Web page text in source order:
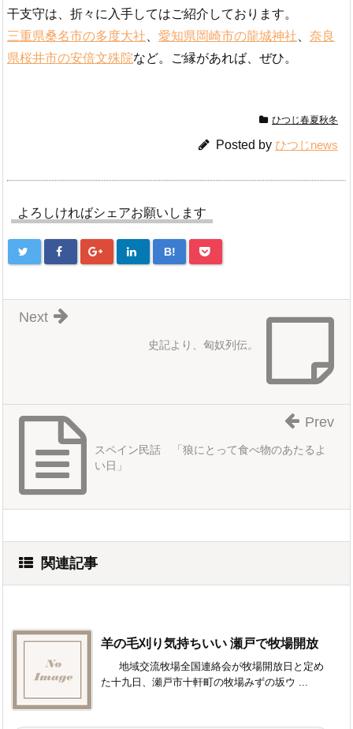
干支守は、折々に入手してはご紹介しております。
三重県桑名市の多度大社
愛知県岡崎市の龍城神社
奈良
県桜井市の安倍文殊院など。ご縁があれば、ぜひ。
ひつじ春夏秋冬
Posted by ひつじnews
よろしければシェアお願いします
B!
史記より、匈奴列伝。
Next
スペイン民話 「狼にとって食べ物のあたるよ
い日」
Prev
関連記事
羊の毛刈り気持ちいい 瀬戸で牧場開放
地域交流牧場全国連絡会が牧場開放日と定め
た十九日、瀬戸市十軒町の牧場みずの坂ウ ...